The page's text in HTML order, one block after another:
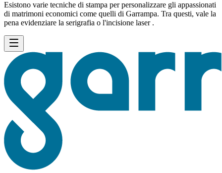
Esistono varie tecniche di stampa per personalizzare gli appassionati
di matrimoni economici come quelli di Garrampa. Tra questi, vale la
pena evidenziare la serigrafia o l'incisione laser .